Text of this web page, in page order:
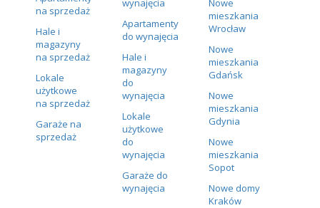
na sprzedaż
Hale i
magazyny
na sprzedaż
Lokale
użytkowe
na sprzedaż
Garaże na
sprzedaż
wynajęcia
Apartamenty
do wynajęcia
Hale i
magazyny
do
wynajęcia
Lokale
użytkowe
do
wynajęcia
Garaże do
wynajęcia
Nowe
mieszkania
Wrocław
Nowe
mieszkania
Gdańsk
Nowe
mieszkania
Gdynia
Nowe
mieszkania
Sopot
Nowe domy
Kraków